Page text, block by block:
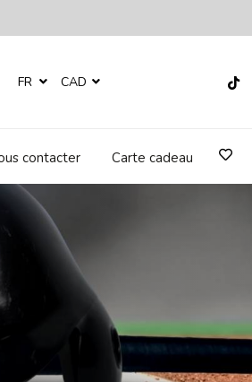
FR CAD
contacter Carte cadeau